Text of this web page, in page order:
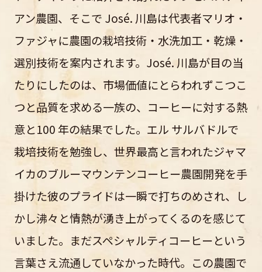
アン農園、そこで José. 川島は代表者マリオ・
ファジャに農園の栽培技術・水洗加工・乾燥・
選別技術を案内されます。José. 川島が目の当
たりにしたのは、市場価値にとらわれずこつこ
つと品質を求める一族の、コーヒーに対する熱
意と100 年の結果でした。エル サルバドルで
栽培技術を勉強し、世界最高と言われたジャマ
イカのブルーマウンテンコーヒー農園開発を手
掛けた彼のプライドは一瞬で打ちのめされ、し
かし沸々と情熱が湧き上がってくるのを感じて
いました。まだスペシャルティコーヒーという
言葉さえ流通していなかった時代。この農園で